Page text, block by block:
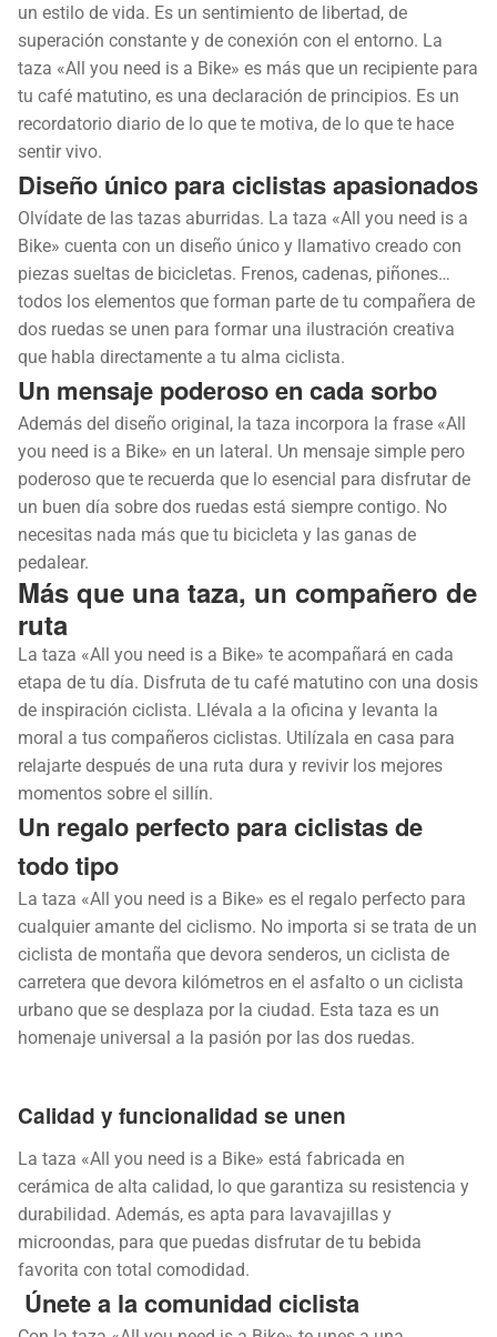
un estilo de vida. Es un sentimiento de libertad, de
superación constante y de conexión con el entorno. La
taza «All you need is a Bike» es más que un recipiente para
tu café matutino, es una declaración de principios. Es un
recordatorio diario de lo que te motiva, de lo que te hace
sentir vivo.
Diseño único para ciclistas apasionados
Olvídate de las tazas aburridas. La taza «All you need is a
Bike» cuenta con un diseño único y llamativo creado con
piezas sueltas de bicicletas. Frenos, cadenas, piñones…
todos los elementos que forman parte de tu compañera de
dos ruedas se unen para formar una ilustración creativa
que habla directamente a tu alma ciclista.
Un mensaje poderoso en cada sorbo
Además del diseño original, la taza incorpora la frase «All
you need is a Bike» en un lateral. Un mensaje simple pero
poderoso que te recuerda que lo esencial para disfrutar de
un buen día sobre dos ruedas está siempre contigo. No
necesitas nada más que tu bicicleta y las ganas de
pedalear.
Más que una taza, un compañero de
ruta
La taza «All you need is a Bike» te acompañará en cada
etapa de tu día. Disfruta de tu café matutino con una dosis
de inspiración ciclista. Llévala a la oficina y levanta la
moral a tus compañeros ciclistas. Utilízala en casa para
relajarte después de una ruta dura y revivir los mejores
momentos sobre el sillín.
Un regalo perfecto para ciclistas de
todo tipo
La taza «All you need is a Bike» es el regalo perfecto para
cualquier amante del ciclismo. No importa si se trata de un
ciclista de montaña que devora senderos, un ciclista de
carretera que devora kilómetros en el asfalto o un ciclista
urbano que se desplaza por la ciudad. Esta taza es un
homenaje universal a la pasión por las dos ruedas.
Calidad y funcionalidad se unen
La taza «All you need is a Bike» está fabricada en
cerámica de alta calidad, lo que garantiza su resistencia y
durabilidad. Además, es apta para lavavajillas y
microondas, para que puedas disfrutar de tu bebida
favorita con total comodidad.
Únete a la comunidad ciclista